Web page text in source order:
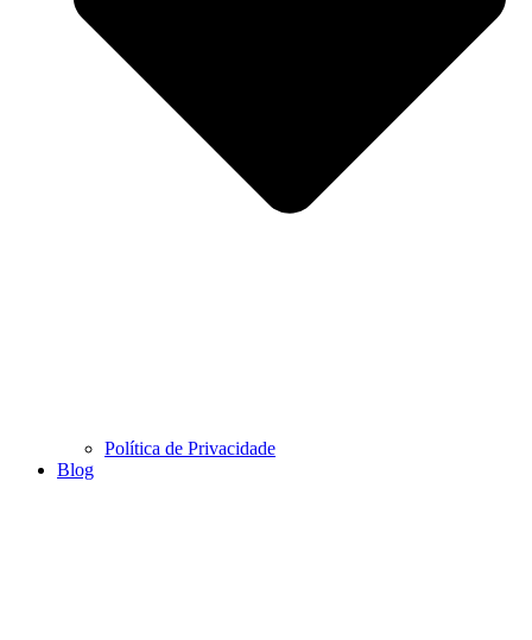
Política de Privacidade
Blog